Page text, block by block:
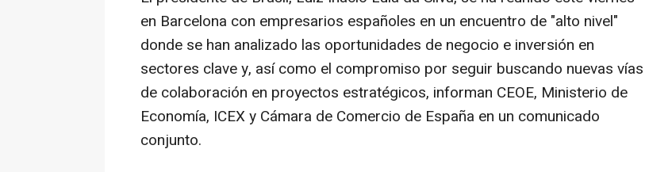
en Barcelona con empresarios españoles en un encuentro de "alto nivel"
donde se han analizado las oportunidades de negocio e inversión en
sectores clave y, así como el compromiso por seguir buscando nuevas vías
de colaboración en proyectos estratégicos, informan CEOE, Ministerio de
Economía, ICEX y Cámara de Comercio de España en un comunicado
conjunto.